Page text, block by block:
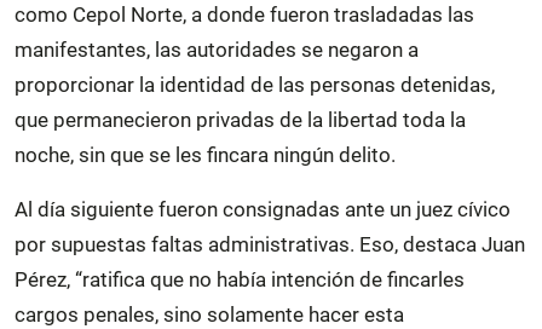
como Cepol Norte, a donde fueron trasladadas las
manifestantes, las autoridades se negaron a
proporcionar la identidad de las personas detenidas,
que permanecieron privadas de la libertad toda la
noche, sin que se les fincara ningún delito.
Al día siguiente fueron consignadas ante un juez cívico
por supuestas faltas administrativas. Eso, destaca Juan
Pérez, “ratifica que no había intención de fincarles
cargos penales, sino solamente hacer esta